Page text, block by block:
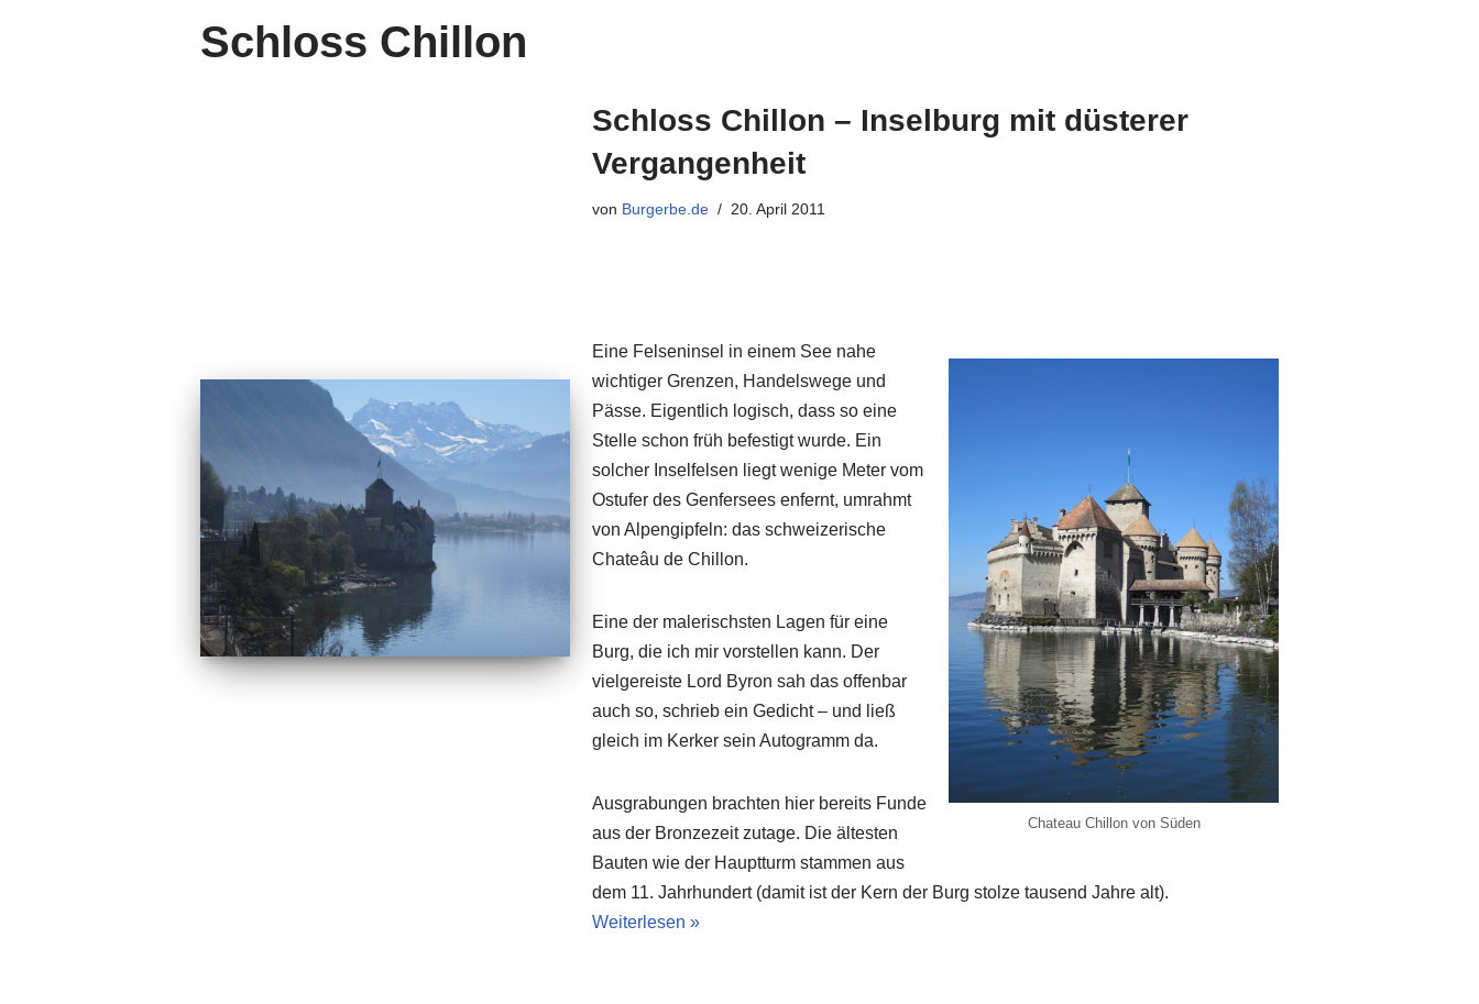
Schloss Chillon
Schloss Chillon – Inselburg mit düsterer
Vergangenheit
von Burgerbe.de 20. April 2011
Chateau Chillon von Süden
Eine Felseninsel in einem See nahe
wichtiger Grenzen, Handelswege und
Pässe. Eigentlich logisch, dass so eine
Stelle schon früh befestigt wurde. Ein
solcher Inselfelsen liegt wenige Meter vom
Ostufer des Genfersees enfernt, umrahmt
von Alpengipfeln: das schweizerische
Chateâu de Chillon.
Eine der malerischsten Lagen für eine
Burg, die ich mir vorstellen kann. Der
vielgereiste Lord Byron sah das offenbar
auch so, schrieb ein Gedicht – und ließ
gleich im Kerker sein Autogramm da.
Ausgrabungen brachten hier bereits Funde
aus der Bronzezeit zutage. Die ältesten
Bauten wie der Hauptturm stammen aus
dem 11. Jahrhundert (damit ist der Kern der Burg stolze tausend Jahre alt).
Weiterlesen »